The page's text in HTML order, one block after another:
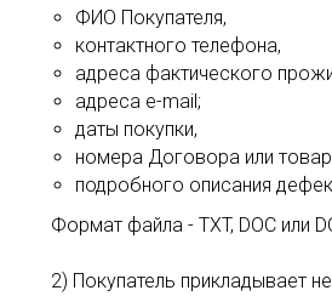
ФИО Покупателя,
контактного телефона,
адреса фактического
адреса e-mail;
даты покупки,
номера Договора или
подробного описания
Формат файла - TXT, DOC или
2) Покупатель прикладывает